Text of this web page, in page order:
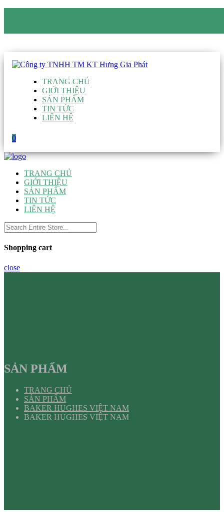
TRANG CHỦ
GIỚI THIỆU
SẢN PHẨM
TIN TỨC
LIÊN HỆ
0
TRANG CHỦ
GIỚI THIỆU
SẢN PHẨM
TIN TỨC
LIÊN HỆ
Shopping cart
close
SẢN PHẨM
TRANG CHỦ
SẢN PHẨM
BAKER HUGHES VIỆT NAM
BAKER HUGHES VIỆT NAM